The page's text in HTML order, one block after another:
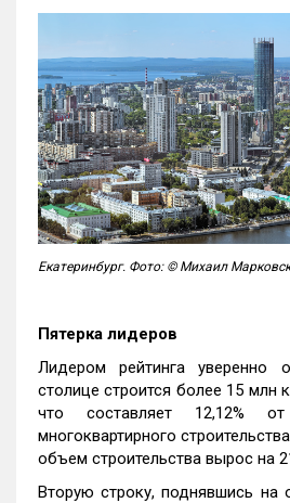
Екатеринбург. Фото: © Михаил
Пятерка лидеров
Лидером рейтинга уверенно
столице строится более 15
что составляет 12,12%
многоквартирного
объем строительства вырос на
Вторую строку, поднявшись на